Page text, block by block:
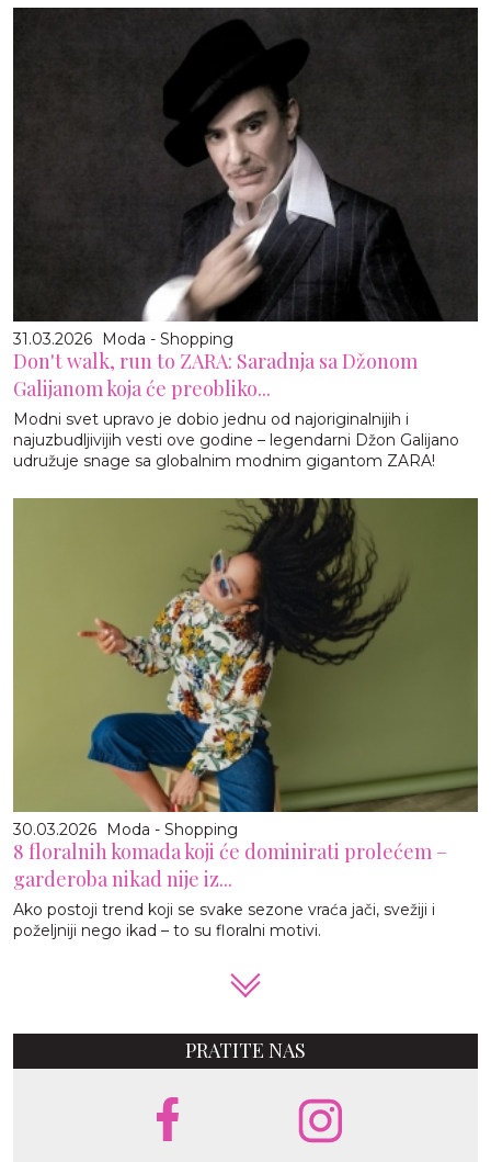
31.03.2026 Moda - Shopping
Don't walk, run to ZARA: Saradnja sa Džonom
Galijanom koja će preobliko...
Modni svet upravo je dobio jednu od najoriginalnijih i
najuzbudljivijih vesti ove godine – legendarni Džon Galijano
udružuje snage sa globalnim modnim gigantom ZARA!
30.03.2026 Moda - Shopping
8 floralnih komada koji će dominirati prolećem –
garderoba nikad nije iz...
Ako postoji trend koji se svake sezone vraća jači, svežiji i
poželjniji nego ikad – to su floralni motivi.
PRATITE NAS